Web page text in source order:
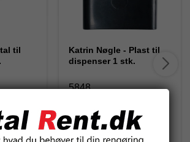
til
Katrin Nøgle - Plast til
dispenser 1 stk.
5848
13,25 DKK
(inkl. moms)